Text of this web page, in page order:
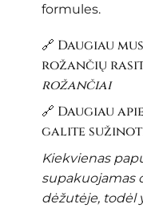
formules.
🔗 Daugiau
rožančių
rožančiai
🔗 Daugiau
galite
Kiekvienas
supakuojamas
dėžutėje, todėl